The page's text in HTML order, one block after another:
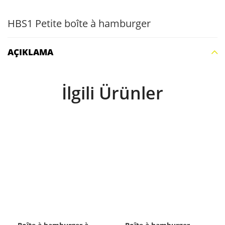
HBS1 Petite boîte à hamburger
AÇIKLAMA
İlgili Ürünler